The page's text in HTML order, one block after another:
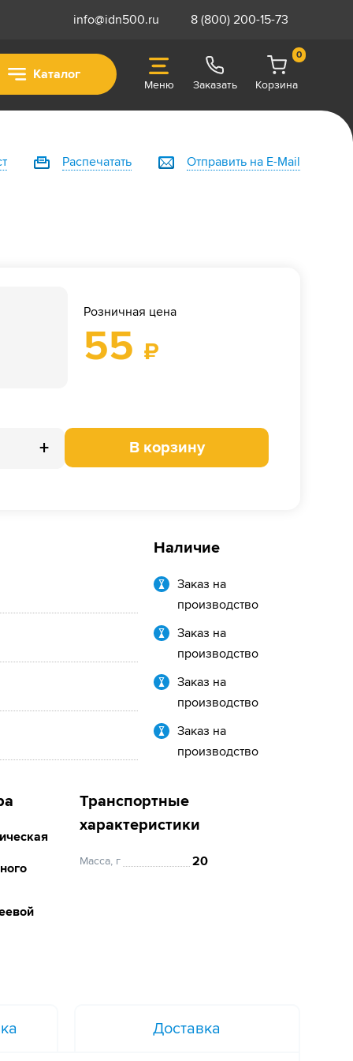
info@idn500.ru 8 (800) 200-15-73
Каталог
Меню Заказать
0
Корзина
Распечатать Отправить на E-Mail
Розничная цена
55 ₽
+ В корзину
Наличие
Заказ на
производство
Заказ на
производство
Заказ на
производство
Заказ на
производство
Транспортные
характеристики
Масса, г 20
Доставка